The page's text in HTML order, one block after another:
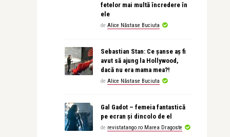
fetelor mai multă încredere în
ele
de Alice Năstase Buciuta
Sebastian Stan: Ce șanse aș fi
avut să ajung la Hollywood,
dacă nu era mama mea?!
de Alice Năstase Buciuta
Gal Gadot – femeia fantastică
pe ecran și dincolo de el
de revistatango.ro Marea Dragoste